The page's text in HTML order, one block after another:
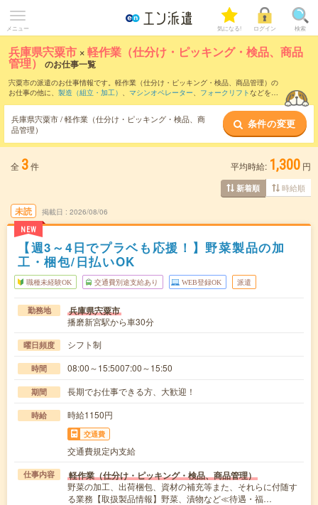
メニュー 気になる! ログイン 検索
兵庫県宍粟市 ×軽作業（仕分け・ピッキング・検品、商品
管理） のお仕事一覧
宍粟市の派遣のお仕事情報です。軽作業（仕分け・ピッキング・検品、商品管理）の
お仕事の他に、 製造（組立・加工） 、 マシンオペレーター、 フォークリフトなどを取
軽作業（仕分け・ピッキング・検品、商品
管理）のお仕事とは？とは？
兵庫県宍粟市 / 軽作業（仕分け・ピッキング・検品、商
品管理）
条件の変更
全 3件 平均時給: 1,300 円
新着順 時給順
未読
NEW
掲載日 2026/08/06
【週3～4日でプラベも応援！】野菜製品の加
工・梱包/日払いOK
職種未経験OK 交通費別途支給あり WEB登録OK 派遣
勤務地 兵庫県宍粟市
播磨新宮駅から車30分
曜日頻度 シフト制
時間 08:00～15:5007:00～15:50
期間 長期でお仕事できる方、大歓迎！
時給 時給1150円
交通費
交通費規定内支給
仕事内容 軽作業（仕分け・ピッキング・検品、商品管理）
野菜の加工、出荷梱包、資材の補充等また、それらに付随す
る業務【取扱製品情報】野菜、漬物など≪待遇・福…